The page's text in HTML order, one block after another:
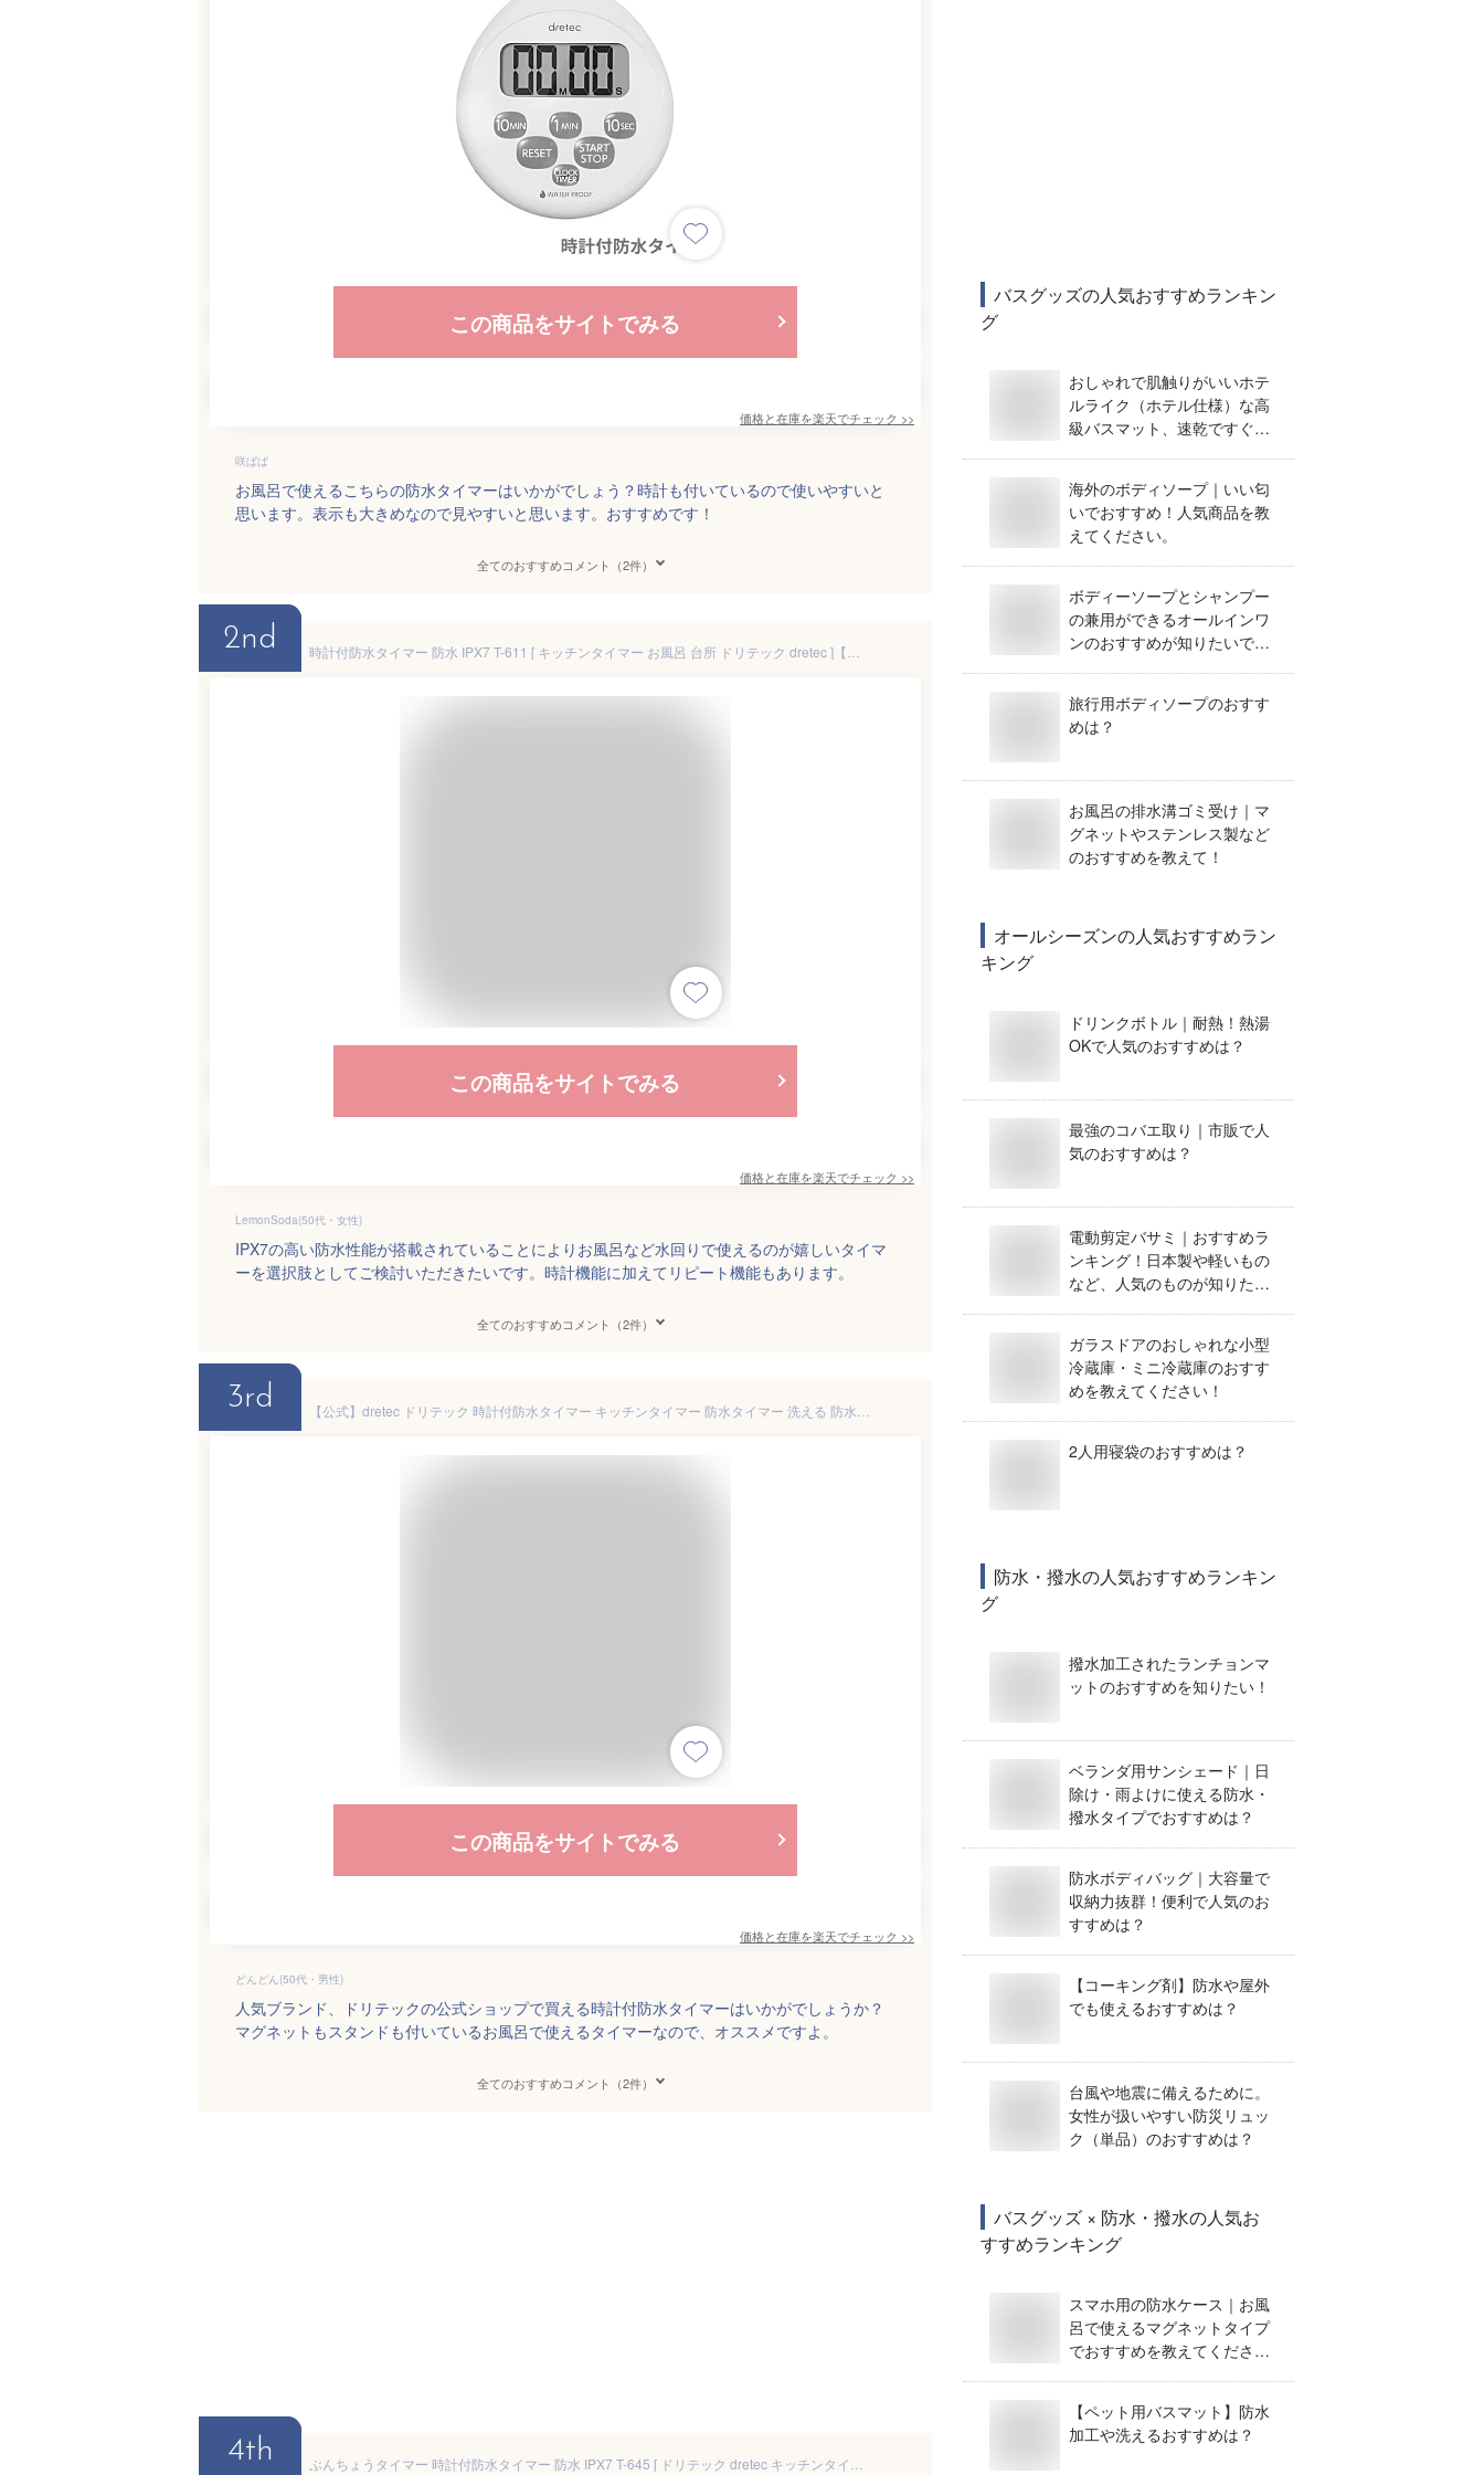
この商品をサイトでみる
価格と在庫を楽天でチェック >>
咲ぱぱ
お風呂で使えるこちらの防水タイマーはいかがでしょう？時計も付いているので使いやすいと
思います。表示も大きめなので見やすいと思います。おすすめです！
全てのおすすめコメント（2件）
2nd
この商品をサイトでみる
価格と在庫を楽天でチェック >>
LemonSoda(50代・女性)
IPX7の高い防水性能が搭載されていることによりお風呂など水回りで使えるのが嬉しいタイマ
ーを選択肢としてご検討いただきたいです。時計機能に加えてリピート機能もあります。
全てのおすすめコメント（2件）
3rd
この商品をサイトでみる
価格と在庫を楽天でチェック >>
どんどん(50代・男性)
人気ブランド、ドリテックの公式ショップで買える時計付防水タイマーはいかがでしょうか？
マグネットもスタンドも付いているお風呂で使えるタイマーなので、オススメですよ。
全てのおすすめコメント（2件）
4th
バスグッズの人気おすすめランキン
グ
おしゃれで肌触りがいいホテ
ルライク（ホテル仕様）な高
級バスマット、速乾ですぐ乾
海外のボディソープ｜いい匂
いでおすすめ！人気商品を教
えてください。
ボディーソープとシャンプー
の兼用ができるオールインワ
ンのおすすめが知りたいで
旅行用ボディソープのおすす
めは？
お風呂の排水溝ゴミ受け｜マ
グネットやステンレス製など
のおすすめを教えて！
オールシーズンの人気おすすめラン
キング
ドリンクボトル｜耐熱！熱湯
OKで人気のおすすめは？
最強のコバエ取り｜市販で人
気のおすすめは？
電動剪定バサミ｜おすすめラ
ンキング！日本製や軽いもの
など、人気のものが知りた
ガラスドアのおしゃれな小型
冷蔵庫・ミニ冷蔵庫のおすす
めを教えてください！
2人用寝袋のおすすめは？
防水・撥水の人気おすすめランキン
グ
撥水加工されたランチョンマ
ットのおすすめを知りたい！
ベランダ用サンシェード｜日
除け・雨よけに使える防水・
撥水タイプでおすすめは？
防水ボディバッグ｜大容量で
収納力抜群！便利で人気のお
すすめは？
【コーキング剤】防水や屋外
でも使えるおすすめは？
台風や地震に備えるために。
女性が扱いやすい防災リュッ
ク（単品）のおすすめは？
バスグッズ × 防水・撥水の人気お
すすめランキング
スマホ用の防水ケース｜お風
呂で使えるマグネットタイプ
でおすすめを教えてくださ
【ペット用バスマット】防水
加工や洗えるおすすめは？